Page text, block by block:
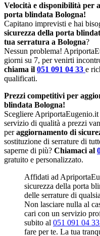
Velocità e disponibilità per
porta blindata Bologna!
Capitano imprevisti e hai
sicurezza della porta
tua serratura a Bologna?
Nessun problema!
giorni su 7, per venirti
chiama il 051 091 04 33 e
qualificati.
Prezzi competitivi per
blindata Bologna!
Scegliere
servizio di qualità a prezzi
peraggiornamento di
sostituzione di serrature di
saperne di più? Chiamaci al
gratuito e personalizzato.
Affidati ad
sicurezza della porta
delle serrature di
Non lasciare nulla al
cari con un servizio
subito al 051 091 04 33
fare per te. La tua